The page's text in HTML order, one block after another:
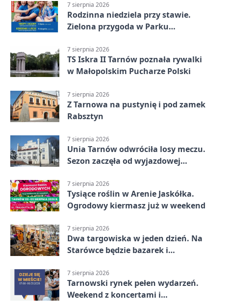
7 sierpnia 2026
Rodzinna niedziela przy stawie.
Zielona przygoda w Parku
7 sierpnia 2026
TS Iskra II Tarnów poznała rywalki
w Małopolskim Pucharze Polski
7 sierpnia 2026
Z Tarnowa na pustynię i pod zamek
Rabsztyn
7 sierpnia 2026
Unia Tarnów odwróciła losy meczu.
Sezon zaczęła od wyjazdowej
7 sierpnia 2026
Tysiące roślin w Arenie Jaskółka.
Ogrodowy kiermasz już w weekend
7 sierpnia 2026
Dwa targowiska w jeden dzień. Na
Starówce będzie bazarek i
7 sierpnia 2026
Tarnowski rynek pełen wydarzeń.
Weekend z koncertami i